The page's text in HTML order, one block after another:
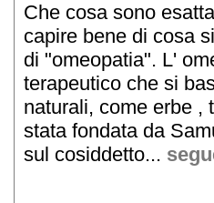
Che cosa sono
capire bene di cosa
di "omeopatia". L'
terapeutico che si
naturali, come erbe ,
stata fondata da
sul cosiddetto...